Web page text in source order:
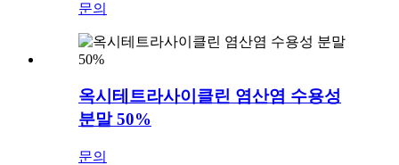
문의
옥시테트라사이클린 염산염 수용성
분말 50%
문의